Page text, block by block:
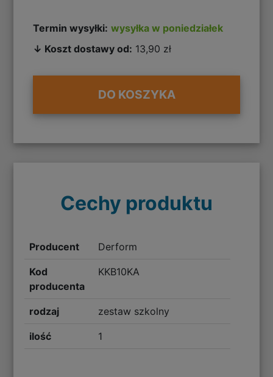
Termin wysyłki: wysyłka w poniedziałek
↓ Koszt dostawy od: 13,90 zł
DO KOSZYKA
Cechy produktu
Producent Derform
Kod
producenta
KKB10KA
rodzaj zestaw szkolny
ilość 1